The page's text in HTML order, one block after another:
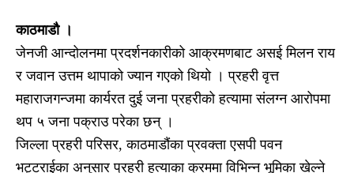
काठमाडौ ।
जेनजी आन्दोलनमा प्रदर्शनकारीको आक्रमणबाट असई मिलन राय
र जवान उत्तम थापाको ज्यान गएको थियो । प्रहरी वृत्त
महाराजगन्जमा कार्यरत दुई जना प्रहरीको हत्यामा संलग्न आरोपमा
थप ५ जना पक्राउ परेका छन् ।
जिल्ला प्रहरी परिसर, काठमाडौंका प्रवक्ता एसपी पवन
भट्टराईका अनुसार प्रहरी हत्याका क्रममा विभिन्न भूमिका खेल्ने